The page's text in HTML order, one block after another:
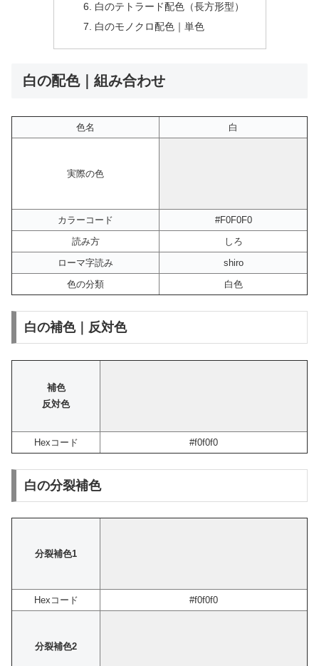
白のテトラード配色（長方形型）
白のモノクロ配色｜単色
白の配色｜組み合わせ
色名 白
実際の色
カラーコード
#F0F0F0
読み方
しろ
ローマ字読み
shiro
色の分類
白色
白の補色｜反対色
補色
反対色
Hexコード #f0f0f0
白の分裂補色
分裂補色1
Hexコード #f0f0f0
分裂補色2